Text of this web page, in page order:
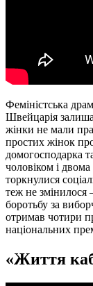
Феміністська
Швейцарія
жінки не мали
простих жінок
домогосподарка
чоловіком і
торкнулися
теж не змінилося
боротьбу за
отримав чотири
національних
«Життя